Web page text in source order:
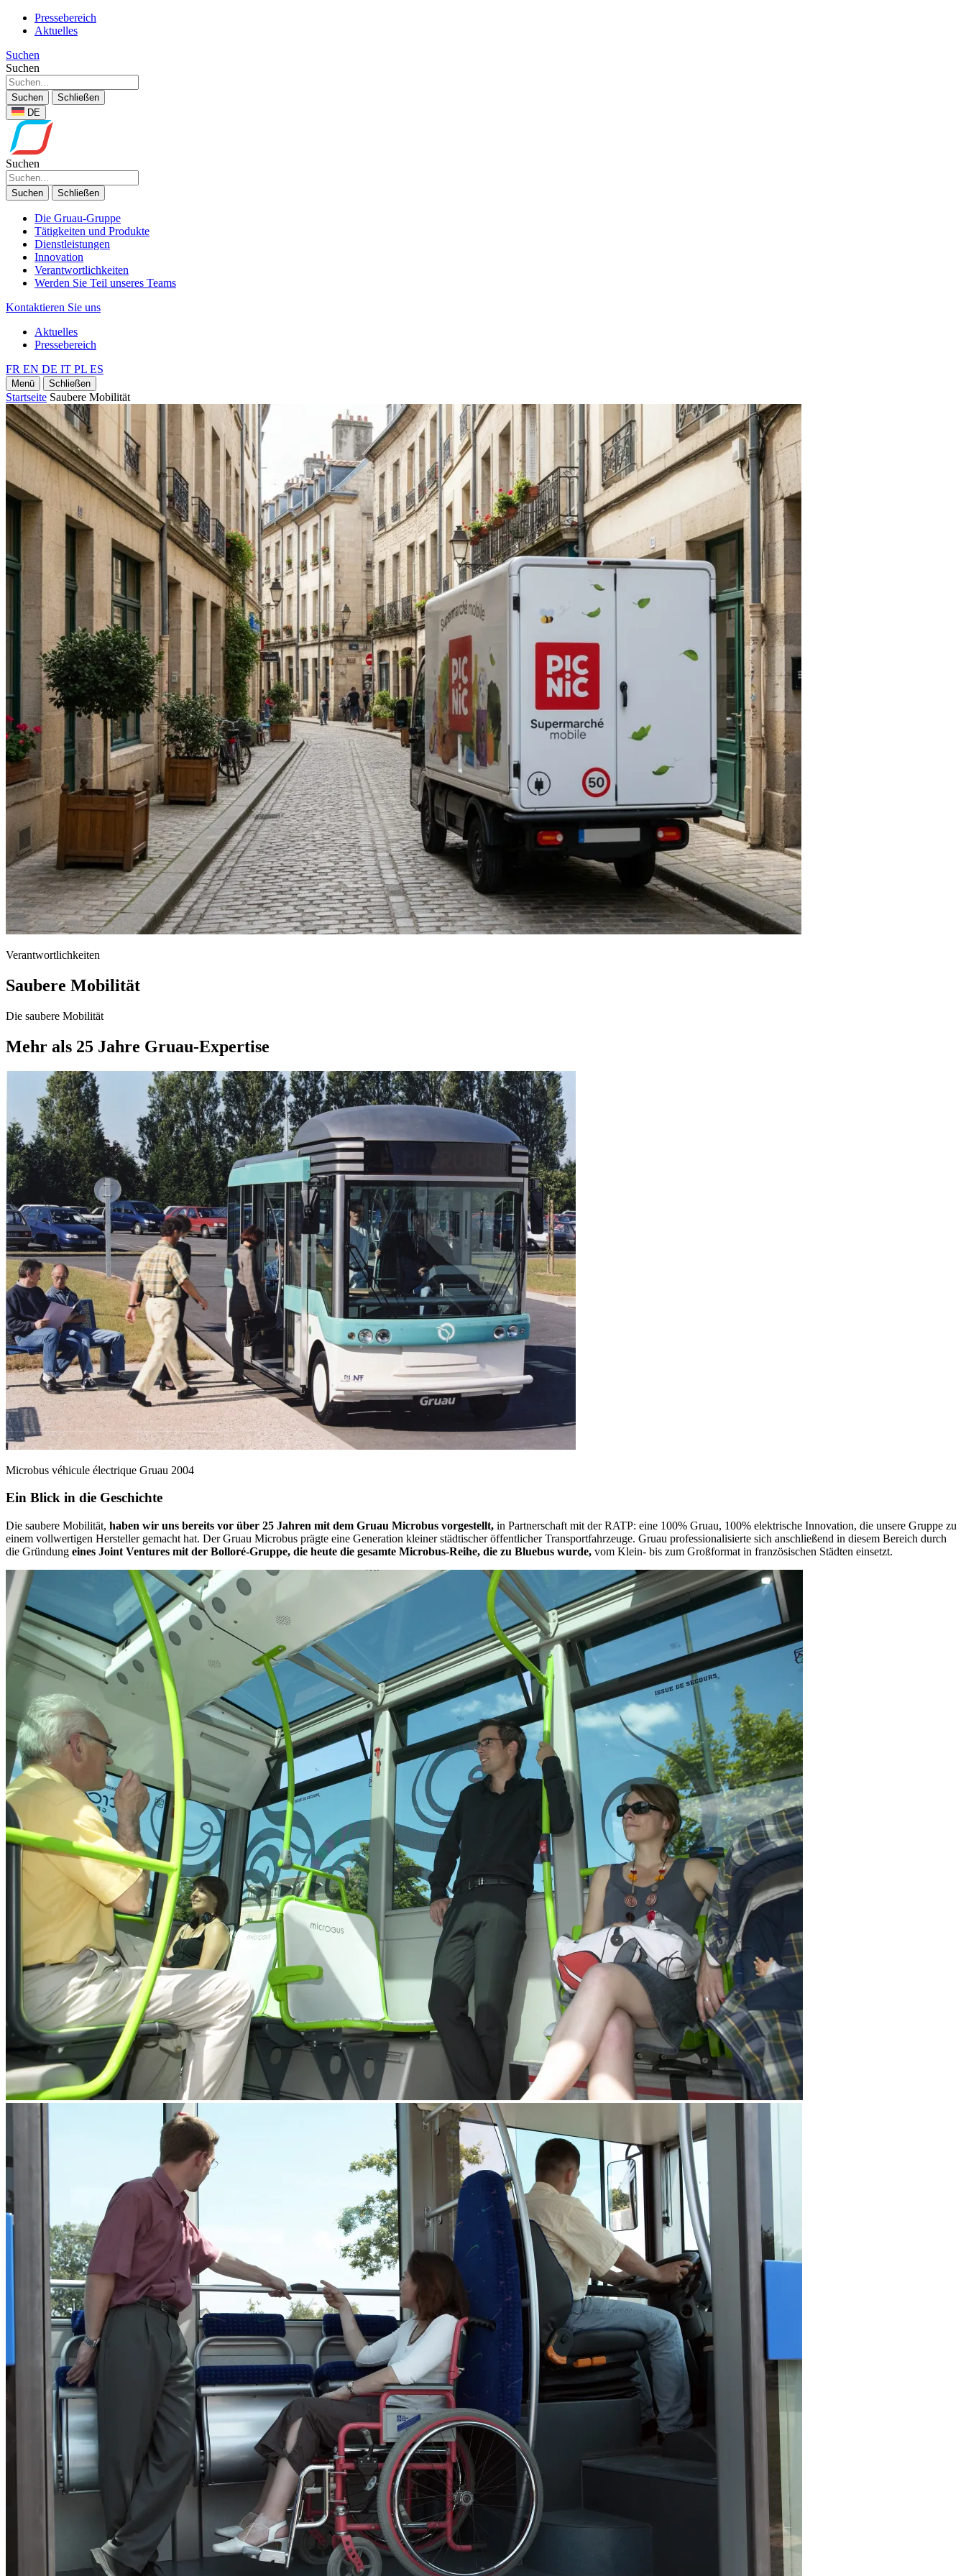
Pressebereich
Aktuelles
Suchen
Suchen
Suchen
Schließen
DE
Suchen
Suchen Schließen
Die Gruau-Gruppe
Tätigkeiten und Produkte
Dienstleistungen
Innovation
Verantwortlichkeiten
Werden Sie Teil unseres Teams
Kontaktieren Sie uns
Aktuelles
Pressebereich
FR EN DE IT PL ES
Menü Schließen
Startseite Saubere Mobilität
Verantwortlichkeiten
Saubere Mobilität
Die saubere Mobilität
Mehr als 25 Jahre Gruau-Expertise
Microbus véhicule électrique Gruau 2004
Ein Blick in die Geschichte
Die saubere Mobilität, haben wir uns bereits vor über 25 Jahren mit dem Gruau Microbus vorgestellt, in Partnerschaft mit der RATP: eine 100% Gruau, 100% elektrische Innovation, die unsere Gruppe zu
einem vollwertigen Hersteller gemacht hat. Der Gruau Microbus prägte eine Generation kleiner städtischer öffentlicher Transportfahrzeuge. Gruau professionalisierte sich anschließend in diesem Bereich durch
die Gründung eines Joint Ventures mit der Bolloré-Gruppe, die heute die gesamte Microbus-Reihe, die zu Bluebus wurde, vom Klein- bis zum Großformat in französischen Städten einsetzt.